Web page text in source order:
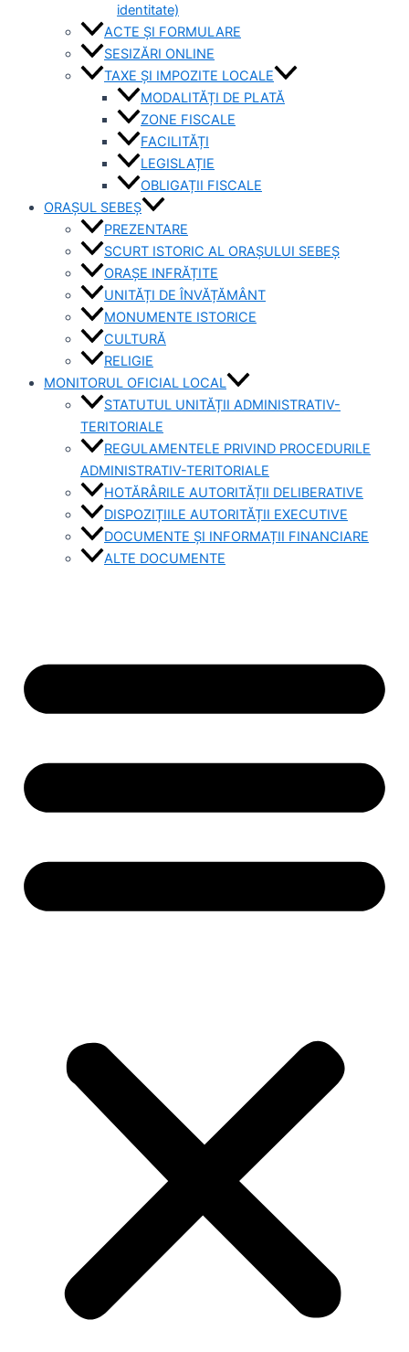
identitate)
ACTE ȘI FORMULARE
SESIZĂRI ONLINE
TAXE ȘI IMPOZITE LOCALE
MODALITĂȚI DE PLATĂ
ZONE FISCALE
FACILITĂȚI
LEGISLAȚIE
OBLIGAȚII FISCALE
ORAȘUL SEBEȘ
PREZENTARE
SCURT ISTORIC AL ORAȘULUI SEBEȘ
ORAȘE INFRĂȚITE
UNITĂȚI DE ÎNVĂȚĂMÂNT
MONUMENTE ISTORICE
CULTURĂ
RELIGIE
MONITORUL OFICIAL LOCAL
STATUTUL UNITĂȚII ADMINISTRATIV-
TERITORIALE
REGULAMENTELE PRIVIND PROCEDURILE
ADMINISTRATIV-TERITORIALE
HOTĂRÂRILE AUTORITĂȚII DELIBERATIVE
DISPOZIȚIILE AUTORITĂȚII EXECUTIVE
DOCUMENTE ȘI INFORMAȚII FINANCIARE
ALTE DOCUMENTE